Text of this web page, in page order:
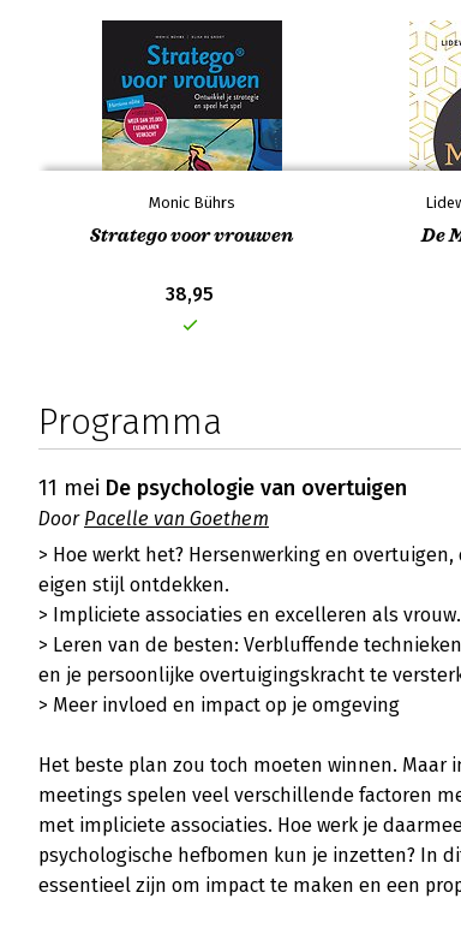
Monic Bührs
Stratego voor vrouwen
38,95
De
Programma
11 mei De psychologie van overtuigen
Door Pacelle van Goethem
> Hoe werkt het? Hersenwerking en
eigen stijl ontdekken.
> Impliciete associaties en excelleren als
> Leren van de besten: Verbluffende
en je persoonlijke overtuigingskracht te
> Meer invloed en impact op je omgeving
Het beste plan zou toch moeten winnen.
meetings spelen veel verschillende factoren
met impliciete associaties. Hoe werk je
psychologische hefbomen kun je inzetten? In
essentieel zijn om impact te maken en een